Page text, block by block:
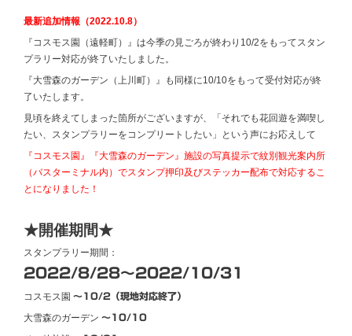
最新追加情報（2022.10.8）
『コスモス園（遠軽町）』は今季の見ごろが終わり10/2をもってスタン
プラリー対応が終了いたしました。
『大雪森のガーデン（上川町）』も同様に10/10をもって受付対応が終
了いたします。
見頃を終えてしまった箇所がございますが、「それでも花回遊を満喫し
たい、スタンプラリーをコンプリートしたい」という声にお応えして
『コスモス園』『大雪森のガーデン』施設の写真提示で紋別観光案内所
（バスターミナル内）でスタンプ押印及びステッカー配布で対応するこ
とになりました！
★開催期間★
スタンプラリー期間：
2022/8/28～2022/10/31
コスモス園 ～10/2（現地対応終了）
大雪森のガーデン ～10/10